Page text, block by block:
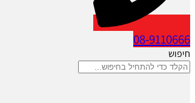
08-9110666
חיפוש